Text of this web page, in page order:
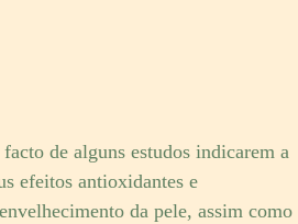
de alguns estudos indicarem a
efeitos antioxidantes e
da pele, assim como